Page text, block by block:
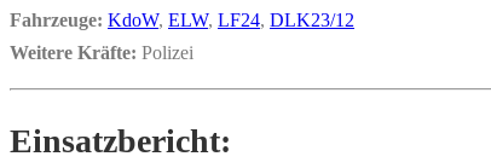
Fahrzeuge: KdoW, ELW, LF24, DLK23/12
Weitere Kräfte: Polizei
Einsatzbericht: